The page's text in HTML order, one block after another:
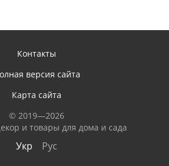
Контакты
версия сайта
Карта сайта
© 2019—2026
и товары для дома и сада
Укр Рус